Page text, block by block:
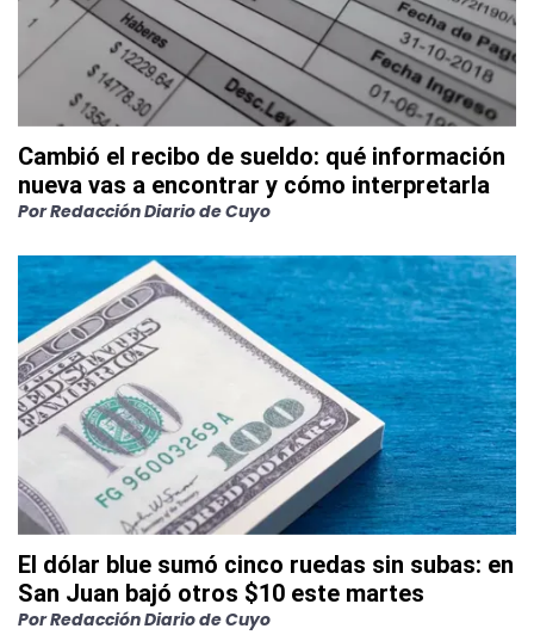
Cambió el recibo de sueldo: qué información
nueva vas a encontrar y cómo interpretarla
PorRedacción Diario de Cuyo
El dólar blue sumó cinco ruedas sin subas: en
San Juan bajó otros $10 este martes
PorRedacción Diario de Cuyo